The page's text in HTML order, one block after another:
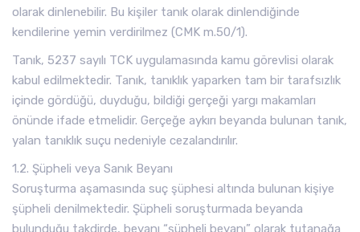
olarak dinlenebilir. Bu kişiler tanık olarak dinlendiğinde
kendilerine yemin verdirilmez (CMK m.50/1).
Tanık, 5237 sayılı TCK uygulamasında kamu görevlisi olarak
kabul edilmektedir. Tanık, tanıklık yaparken tam bir tarafsızlık
içinde gördüğü, duyduğu, bildiği gerçeği yargı makamları
önünde ifade etmelidir. Gerçeğe aykırı beyanda bulunan tanık,
yalan tanıklık suçu nedeniyle cezalandırılır.
1.2. Şüpheli veya Sanık Beyanı
Soruşturma aşamasında suç şüphesi altında bulunan kişiye
şüpheli denilmektedir. Şüpheli soruşturmada beyanda
bulunduğu takdirde, beyanı “şüpheli beyanı” olarak tutanağa